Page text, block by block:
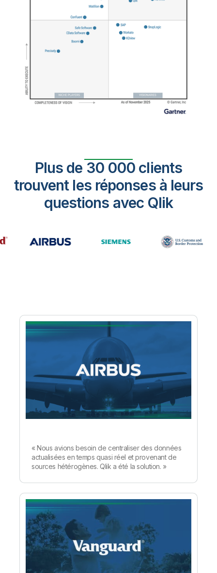
Plus de 30 000 clients
trouvent les réponses à leurs
questions avec Qlik
« Nous avions besoin de centraliser des données
actualisées en temps quasi réel et provenant de
sources hétérogènes. Qlik a été la solution. »